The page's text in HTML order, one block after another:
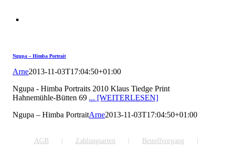
Ngupa – Himba Portrait
Arne2013-11-03T17:04:50+01:00
Ngupa - Himba Portraits 2010 Klaus Tiedge Print
Hahnemühle-Bütten 69 ... [WEITERLESEN]
Ngupa – Himba PortraitArne2013-11-03T17:04:50+01:00
AGB Zahlungsarten
Bestellvorgang